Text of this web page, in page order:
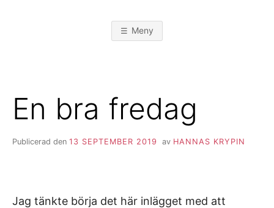
Meny
En bra fredag
Publicerad den 13 SEPTEMBER 2019 av HANNAS KRYPIN
Jag tänkte börja det här inlägget med att